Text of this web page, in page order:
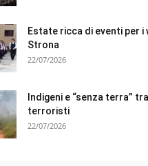
Estate ricca di eventi per
Strona
22/07/2026
Indigeni e “senza terra”
terroristi
22/07/2026